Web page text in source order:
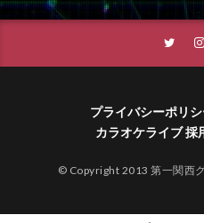
プライバシーポリ
カラオケライブ 採
© Copyright 2013 第一関西